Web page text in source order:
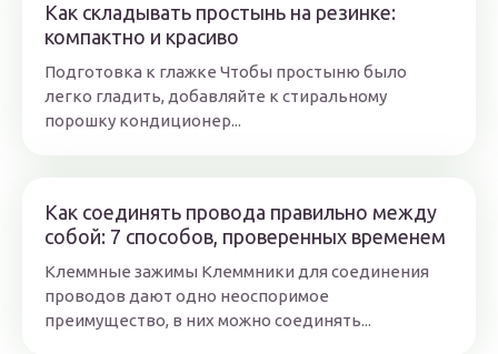
Как складывать простынь на резинке:
компактно и красиво
Подготовка к глажке Чтобы простыню было
легко гладить, добавляйте к стиральному
порошку кондиционер...
Как соединять провода правильно между
собой: 7 способов, проверенных временем
Клеммные зажимы Клеммники для соединения
проводов дают одно неоспоримое
преимущество, в них можно соединять...